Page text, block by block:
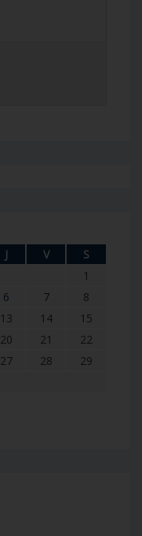
J V
S
1
6 7
8
13 14
15
20 21
22
27 28
29